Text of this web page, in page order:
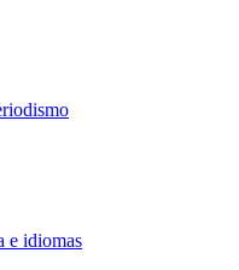
e idiomas